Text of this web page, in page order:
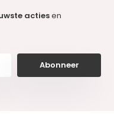
actiesen
Abonneer